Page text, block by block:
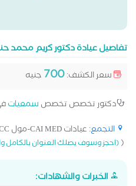
تفاصيل عيادة دكتور كريم محمد
سعر الكشف:700 جنيه
دكتور تخصص تخصص سمعيات
التجمع: عيادات CAI MED-مول HCC - خلف[...]
((احجز وسوف يصلك العنوان بالكامل
الخبرات والشهادات: